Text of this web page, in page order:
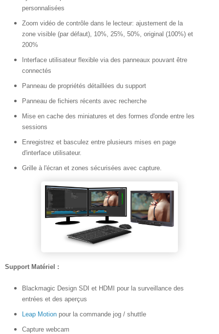
personnalisées
Zoom vidéo de contrôle dans le lecteur: ajustement de la
zone visible (par défaut), 10%, 25%, 50%, original (100%) et
200%
Interface utilisateur flexible via des panneaux pouvant être
connectés
Panneau de propriétés détaillées du support
Panneau de fichiers récents avec recherche
Mise en cache des miniatures et des formes d'onde entre les
sessions
Enregistrez et basculez entre plusieurs mises en page
d'interface utilisateur.
Grille à l'écran et zones sécurisées avec capture.
Support Matériel :
Blackmagic Design SDI et HDMI pour la surveillance des
entrées et des aperçus
Leap Motion pour la commande jog / shuttle
Capture webcam